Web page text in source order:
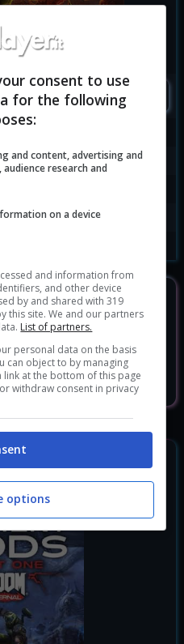
Bethesda Softworks
Sparatutto
56.99 €
consent to use
for the following
and content, advertising and
research and
on a device
and information from
and other device
by and shared with 319
this site. We and our partners
List of partners.
personal data on the basis
can object to by managing
at the bottom of this page
withdraw consent in privacy
options